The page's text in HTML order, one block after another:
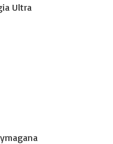
Ultra